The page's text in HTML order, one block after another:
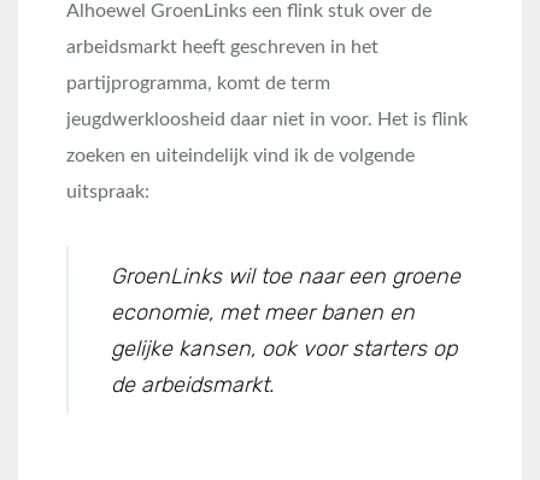
Alhoewel GroenLinks een flink stuk over de
arbeidsmarkt heeft geschreven in het
partijprogramma, komt de term
jeugdwerkloosheid daar niet in voor. Het is flink
zoeken en uiteindelijk vind ik de volgende
uitspraak:
GroenLinks wil toe naar een groene
economie, met meer banen en
gelijke kansen, ook voor starters op
de arbeidsmarkt.